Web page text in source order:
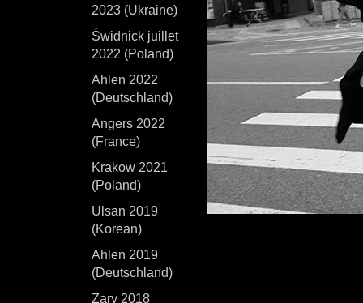
2023 (Ukraine)
Świdnick juillet
2022 (Poland)
Ahlen 2022
(Deutschland)
Angers 2022
(France)
Krakow 2021
(Poland)
Ulsan 2019
(Korean)
Ahlen 2019
(Deutschland)
Zary 2018